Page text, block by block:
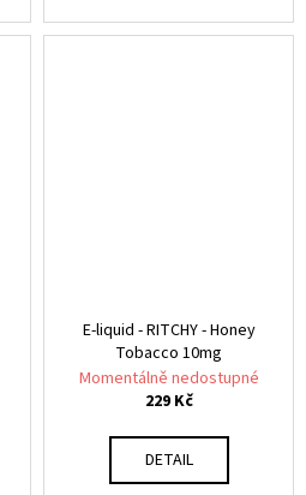
E-liquid - RITCHY - Honey
Tobacco 10mg
Momentálně nedostupné
229 Kč
DETAIL